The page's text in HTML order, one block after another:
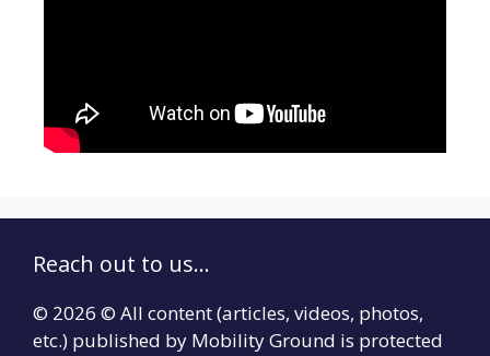
Reach out to us...
© 2026 © All content (articles, videos, photos,
etc.) published by Mobility Ground is protected